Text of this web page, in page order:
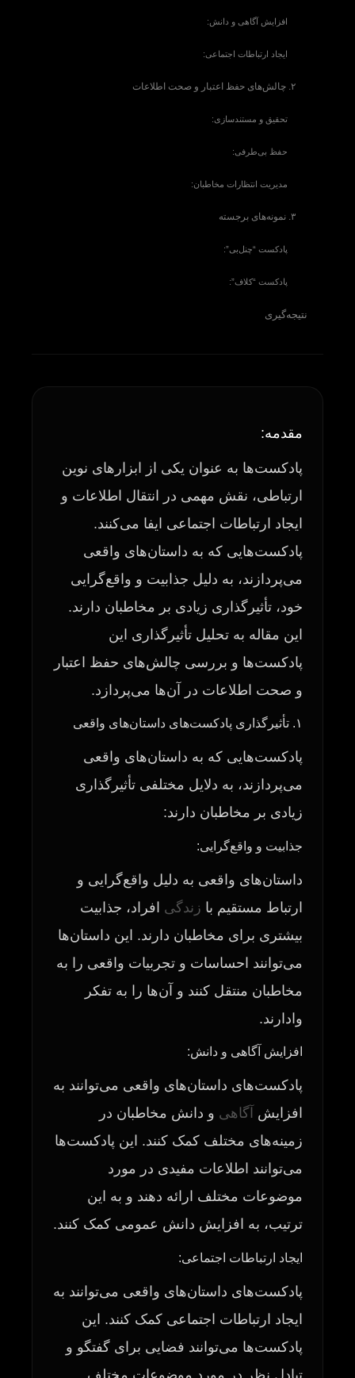
افزایش آگاهی و دانش:
ایجاد ارتباطات اجتماعی:
۲. چالش‌های حفظ اعتبار و صحت اطلاعات
تحقیق و مستندسازی:
حفظ بی‌طرفی:
مدیریت انتظارات مخاطبان:
۳. نمونه‌های برجسته
پادکست “چنل‌بی”:
پادکست “کلاف”:
نتیجه‌گیری
مقدمه:
پادکست‌ها به عنوان یکی از ابزارهای نوین
ارتباطی، نقش مهمی در انتقال اطلاعات و
ایجاد ارتباطات اجتماعی ایفا می‌کنند.
پادکست‌هایی که به داستان‌های واقعی
می‌پردازند، به دلیل جذابیت و واقع‌گرایی
خود، تأثیرگذاری زیادی بر مخاطبان دارند.
این مقاله به تحلیل تأثیرگذاری این
پادکست‌ها و بررسی چالش‌های حفظ اعتبار
و صحت اطلاعات در آن‌ها می‌پردازد.
۱. تأثیرگذاری پادکست‌های داستان‌های واقعی
پادکست‌هایی که به داستان‌های واقعی
می‌پردازند، به دلایل مختلفی تأثیرگذاری
زیادی بر مخاطبان دارند:
جذابیت و واقع‌گرایی:
داستان‌های واقعی به دلیل واقع‌گرایی و
ارتباط مستقیم با زندگی افراد، جذابیت
بیشتری برای مخاطبان دارند. این داستان‌ها
می‌توانند احساسات و تجربیات واقعی را به
مخاطبان منتقل کنند و آن‌ها را به تفکر
وادارند.
افزایش آگاهی و دانش:
پادکست‌های داستان‌های واقعی می‌توانند به
افزایش آگاهی و دانش مخاطبان در
زمینه‌های مختلف کمک کنند. این پادکست‌ها
می‌توانند اطلاعات مفیدی در مورد
موضوعات مختلف ارائه دهند و به این
ترتیب، به افزایش دانش عمومی کمک کنند.
ایجاد ارتباطات اجتماعی:
پادکست‌های داستان‌های واقعی می‌توانند به
ایجاد ارتباطات اجتماعی کمک کنند. این
پادکست‌ها می‌توانند فضایی برای گفتگو و
تبادل نظر در مورد موضوعات مختلف